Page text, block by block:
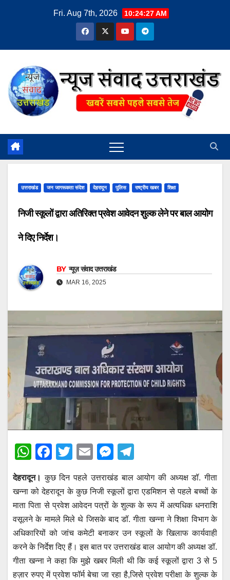
Fri. Aug 7th, 2026 10:24:28 AM
उत्तराखंड जन जागरूकता संदेश देहरादून पुलिस राष्ट्रीय खबर शिक्षा
निजी स्कूलों द्वारा अतिरिक्त प्रवेश आवेदन शुल्क लेने पर बाल आयोग
ने दिए निर्देश।
BY न्यूज़ संवाद उत्तराखंड
MAR 16, 2025
W
at
s
A
p
p
F
a
c
e
b
o
o
k
T
wi
tt
er
E
ail
M
ss
e
n
g
er
e
gr
a
m
देहरादून। कुछ दिन पहले उत्तराखंड बाल आयोग की अध्यक्ष डॉ. गीता
खन्ना को देहरादून के कुछ निजी स्कूलों द्वारा एडमिशन से पहले बच्चों के
माता पिता से प्रवेश आवेदन पत्रों के शुल्क के रूप में अत्यधिक धनराशि
वसूलने के मामले मिले थे जिसके बाद डॉ. गीता खन्ना ने शिक्षा विभाग के
अधिकारियों को जांच कमेटी बनाकर उन स्कूलों के खिलाफ कार्यवाही
करने के निर्देश दिए हैं। इस बात पर उत्तराखंड बाल आयोग की अध्यक्ष डॉ.
गीता खन्ना ने कहा कि मुझे खबर मिली थी कि कई स्कूलों द्वारा 3 से 5
हज़ार रुपए में प्रवेश फॉर्म बेचा जा रहा है,जिसे प्रवेश परीक्षा के शुल्क के